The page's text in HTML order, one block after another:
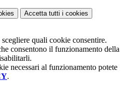
Accetta tutti i cookies
quali cookie consentire.
consentono il funzionamento della
necessari al funzionamento potete
.